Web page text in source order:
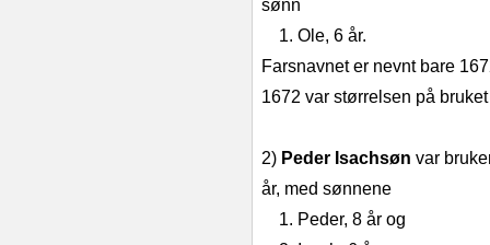
sønn
1. Ole, 6 år.
Farsnavnet er nevnt bare
1672 var størrelsen på
2) Peder Isachsøn var
år, med sønnene
1. Peder, 8 år og